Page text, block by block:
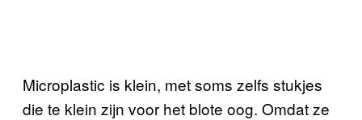
Microplastic is klein, met soms zelfs stukjes
die te klein zijn voor het blote oog. Omdat ze